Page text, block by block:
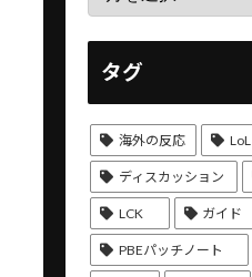
タグ
海外の反応 LoL
ディスカッション
LCK ガイド
PBEパッチノート